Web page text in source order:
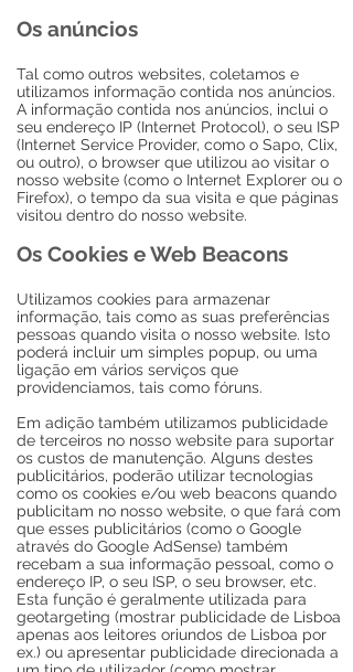
Os anúncios
Tal como outros websites, coletamos e
utilizamos informação contida nos anúncios.
A informação contida nos anúncios, inclui o
seu endereço IP (Internet Protocol), o seu ISP
(Internet Service Provider, como o Sapo, Clix,
ou outro), o browser que utilizou ao visitar o
nosso website (como o Internet Explorer ou o
Firefox), o tempo da sua visita e que páginas
visitou dentro do nosso website.
Os Cookies e Web Beacons
Utilizamos cookies para armazenar
informação, tais como as suas preferências
pessoas quando visita o nosso website. Isto
poderá incluir um simples popup, ou uma
ligação em vários serviços que
providenciamos, tais como fóruns.
Em adição também utilizamos publicidade
de terceiros no nosso website para suportar
os custos de manutenção. Alguns destes
publicitários, poderão utilizar tecnologias
como os cookies e/ou web beacons quando
publicitam no nosso website, o que fará com
que esses publicitários (como o Google
através do Google AdSense) também
recebam a sua informação pessoal, como o
endereço IP, o seu ISP, o seu browser, etc.
Esta função é geralmente utilizada para
geotargeting (mostrar publicidade de Lisboa
apenas aos leitores oriundos de Lisboa por
ex.) ou apresentar publicidade direcionada a